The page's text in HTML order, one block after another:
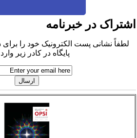
در خبرنامه
لطفاً نشانی پست الکترونیک خود را برای
پایگاه در کادر زیر وارد